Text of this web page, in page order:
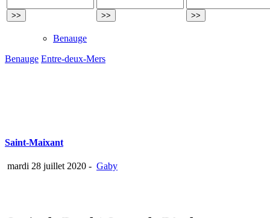
Benauge
Benauge Entre-deux-Mers
Saint-Maixant
mardi 28 juillet 2020 - Gaby